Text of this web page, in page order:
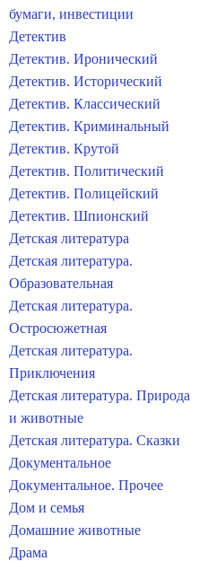
бумаги, инвестиции
Детектив
Детектив. Иронический
Детектив. Исторический
Детектив. Классический
Детектив. Криминальный
Детектив. Крутой
Детектив. Политический
Детектив. Полицейский
Детектив. Шпионский
Детская литература
Детская литература.
Образовательная
Детская литература.
Остросюжетная
Детская литература.
Приключения
Детская литература. Природа
и животные
Детская литература. Сказки
Документальное
Документальное. Прочее
Дом и семья
Домашние животные
Драма